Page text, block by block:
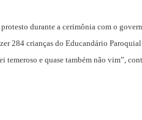
durante a cerimônia com o
284 crianças do Educandário
e quase também não vim”,